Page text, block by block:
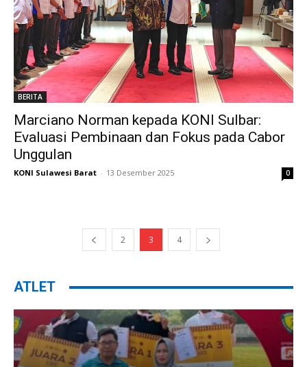
BERITA
Marciano Norman kepada KONI Sulbar:
Evaluasi Pembinaan dan Fokus pada Cabor
Unggulan
KONI Sulawesi Barat - 13 Desember 2025 0
2 3 4
ATLET